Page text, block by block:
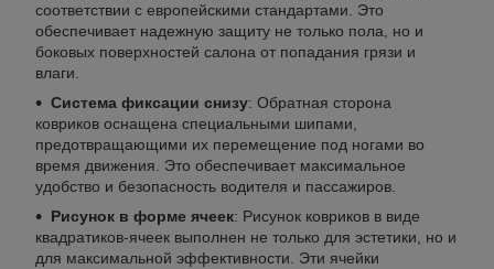
соответствии с европейскими стандартами. Это
обеспечивает надежную защиту не только пола, но и
боковых поверхностей салона от попадания грязи и
влаги.
Система фиксации снизу: Обратная сторона
ковриков оснащена специальными шипами,
предотвращающими их перемещение под ногами во
время движения. Это обеспечивает максимальное
удобство и безопасность водителя и пассажиров.
Рисунок в форме ячеек: Рисунок ковриков в виде
квадратиков-ячеек выполнен не только для эстетики, но и
для максимальной эффективности. Эти ячейки